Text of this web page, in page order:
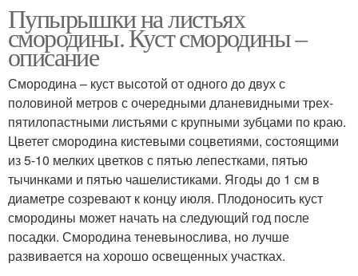
Пупырышки на листьях
смородины. Куст смородины –
описание
Смородина – куст высотой от одного до двух с
половиной метров с очередными дланевидными трех-
пятилопастными листьями с крупными зубцами по краю.
Цветет смородина кистевыми соцветиями, состоящими
из 5-10 мелких цветков с пятью лепестками, пятью
тычинками и пятью чашелистиками. Ягоды до 1 см в
диаметре созревают к концу июля. Плодоносить куст
смородины может начать на следующий год после
посадки. Смородина теневынослива, но лучше
развивается на хорошо освещенных участках.